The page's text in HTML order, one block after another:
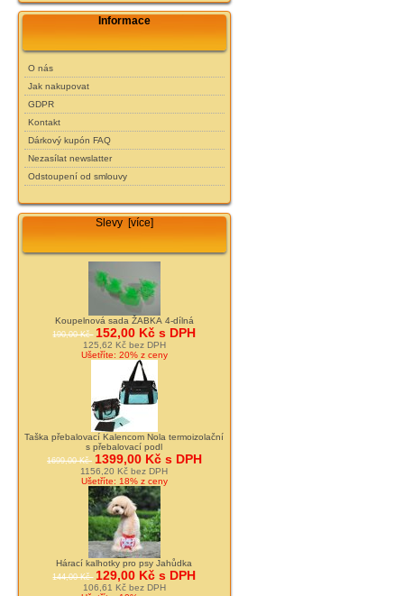
Informace
O nás
Jak nakupovat
GDPR
Kontakt
Dárkový kupón FAQ
Nezasílat newslatter
Odstoupení od smlouvy
Slevy [více]
Koupelnová sada ŽABKA 4-dílná
190,00 Kč 152,00 Kč s DPH
125,62 Kč bez DPH
Ušetříte: 20% z ceny
Taška přebalovací Kalencom Nola termoizolační
s přebalovací podl
1699,00 Kč 1399,00 Kč s DPH
1156,20 Kč bez DPH
Ušetříte: 18% z ceny
Hárací kalhotky pro psy Jahůdka
144,00 Kč 129,00 Kč s DPH
106,61 Kč bez DPH